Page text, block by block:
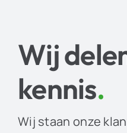
Wij
kennis.
Wij staan onze